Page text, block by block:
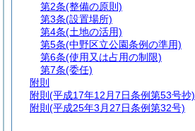
第2条(整備の原則)
第3条(設置場所)
第4条(土地の活用)
第5条(中野区立公園条例の準用)
第6条(使用又は占用の制限)
第7条(委任)
附則
附則 (平成17年12月7日条例第53号抄)
附則 (平成25年3月27日条例第32号)